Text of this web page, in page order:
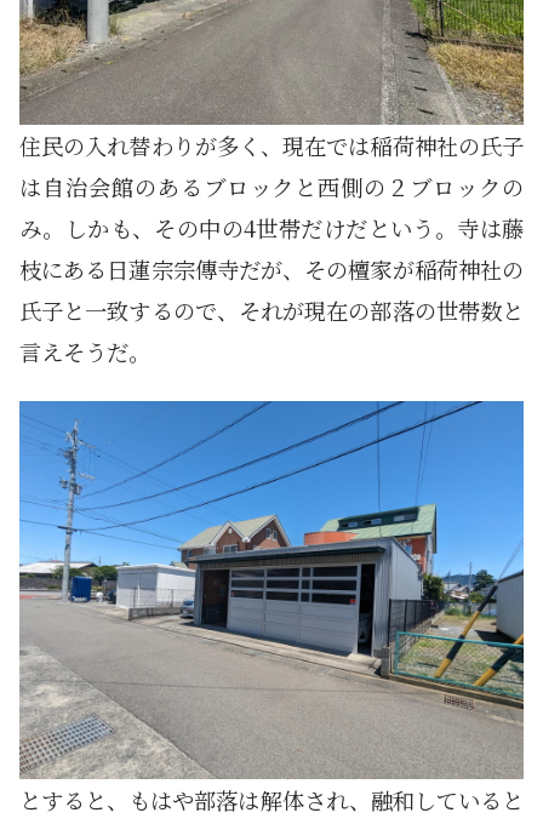
住民の入れ替わりが多く、現在では稲荷神社の氏子
は自治会館のあるブロックと西側の２ブロックの
み。しかも、その中の4世帯だけだという。寺は藤
枝にある日蓮宗宗傳寺だが、その檀家が稲荷神社の
氏子と一致するので、それが現在の部落の世帯数と
言えそうだ。
とすると、もはや部落は解体され、融和していると